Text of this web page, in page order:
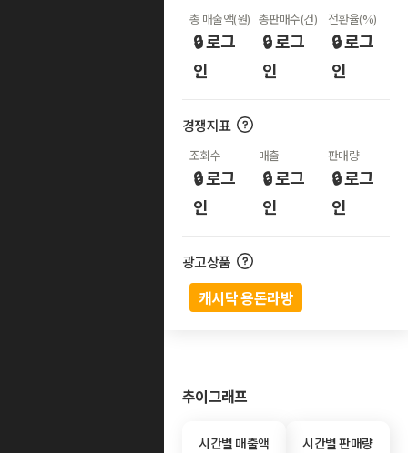
총 매출액(원)
🔒 로그
인
총판매수(건)
🔒 로그
인
전환율(%)
🔒 로그
인
경쟁지표
조회수
🔒 로그
인
매출
🔒 로그
인
판매량
🔒 로그
인
광고상품
캐시닥 용돈라방
추이그래프
시간별 매출액 시간별 판매량